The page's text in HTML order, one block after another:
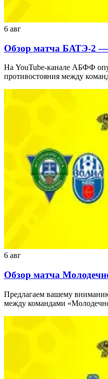
6 авг
Обзор матча БАТЭ-2
На YouTube-канале АБФФ
противостояния между
6 авг
Обзор матча
Предлагаем вашему
между командами